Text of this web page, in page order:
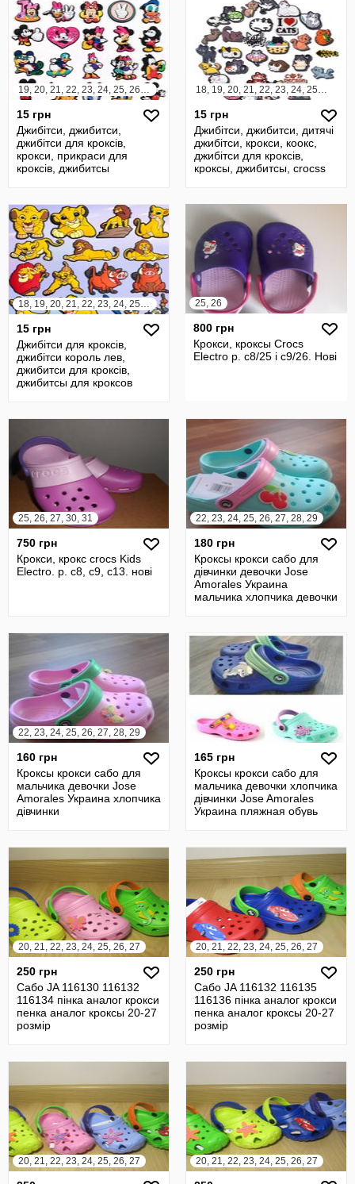
19, 20, 21, 22, 23, 24, 25, 26, 27, 28, 29, 30, 31, 32, 33, 34, 35, 36, 37, 38, 39, 40, 41, 42
15 грн
Джибітси, джибитси,
джибітси для кроксів,
крокси, прикраси для
кроксів, джибитсы
18, 19, 20, 21, 22, 23, 24, 25, 26, 27, 28, 29, 30, 31, 32, 33, 34, 35, 36, 37, 38, 39, 40, 41, 42, 43, 44, 45
15 грн
Джибітси, джибитси, дитячі
джибітси, крокси, коокс,
джибітси для кроксів,
кроксы, джибитсы, crocss
18, 19, 20, 21, 22, 23, 24, 25, 26, 27, 28, 29, 30, 31, 32, 33, 34, 35, 36, 37, 38, 39, 40, 41, 42, 43, 44
15 грн
Джибітси для кроксів,
джибітси король лев,
джибитси для кроксів,
джибитсы для кроксов
25, 26
800 грн
Крокси, кроксы Crocs
Electro р. с8/25 і с9/26. Нові
25, 26, 27, 30, 31
750 грн
Крокси, крокс crocs Kids
Electro. р. с8, с9, с13. нові
22, 23, 24, 25, 26, 27, 28, 29
180 грн
Кроксы крокси сабо для
дівчинки девочки Jose
Amorales Украина
мальчика хлопчика девочки
22, 23, 24, 25, 26, 27, 28, 29
160 грн
Кроксы крокси сабо для
мальчика девочки Jose
Amorales Украина хлопчика
дівчинки
165 грн
Кроксы крокси сабо для
мальчика девочки хлопчика
дівчинки Jose Amorales
Украина пляжная обувь
20, 21, 22, 23, 24, 25, 26, 27
250 грн
Сабо JA 116130 116132
116134 пінка аналог крокси
пенка аналог кроксы 20-27
розмір
20, 21, 22, 23, 24, 25, 26, 27
250 грн
Сабо JA 116132 116135
116136 пінка аналог крокси
пенка аналог кроксы 20-27
розмір
20, 21, 22, 23, 24, 25, 26, 27 20, 21, 22, 23, 24, 25, 26, 27